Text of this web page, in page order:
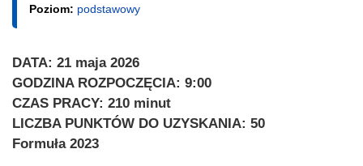
Poziom: podstawowy
DATA: 21 maja 2026
GODZINA ROZPOCZĘCIA: 9:00
CZAS PRACY: 210 minut
LICZBA PUNKTÓW DO UZYSKANIA: 50
Formuła 2023